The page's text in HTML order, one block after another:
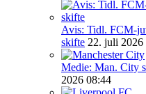
Avis: Tidl. FCM-
skifte 22. juli 2026
Medie: Man. City
2026 08:44